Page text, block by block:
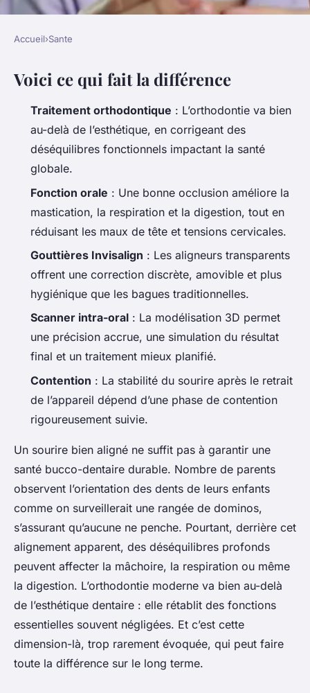
Orthodontie : les traitements
inattendus qui pourraient vous
surprendre
08/07/2026 07:32 9 min de lecture
Accueil›Sante
Voici ce qui fait la différence
Traitement orthodontique : L’orthodontie va bien
au-delà de l’esthétique, en corrigeant des
déséquilibres fonctionnels impactant la santé
globale.
Fonction orale : Une bonne occlusion améliore la
mastication, la respiration et la digestion, tout en
réduisant les maux de tête et tensions cervicales.
Gouttières Invisalign : Les aligneurs transparents
offrent une correction discrète, amovible et plus
hygiénique que les bagues traditionnelles.
Scanner intra-oral : La modélisation 3D permet
une précision accrue, une simulation du résultat
final et un traitement mieux planifié.
Contention : La stabilité du sourire après le retrait
de l’appareil dépend d’une phase de contention
rigoureusement suivie.
Un sourire bien aligné ne suffit pas à garantir une
santé bucco-dentaire durable. Nombre de parents
observent l’orientation des dents de leurs enfants
comme on surveillerait une rangée de dominos,
s’assurant qu’aucune ne penche. Pourtant, derrière cet
alignement apparent, des déséquilibres profonds
peuvent affecter la mâchoire, la respiration ou même
la digestion. L’orthodontie moderne va bien au-delà
de l’esthétique dentaire : elle rétablit des fonctions
essentielles souvent négligées. Et c’est cette
dimension-là, trop rarement évoquée, qui peut faire
toute la différence sur le long terme.